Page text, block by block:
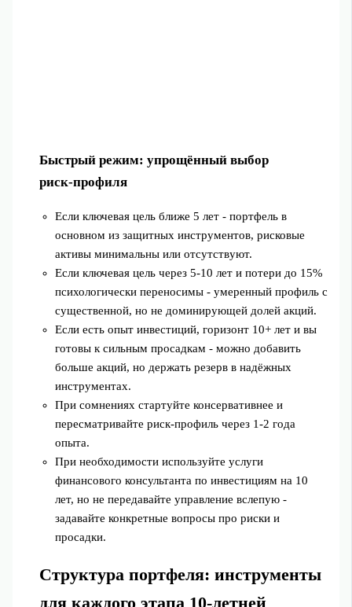
Быстрый режим: упрощённый выбор
риск‑профиля
Если ключевая цель ближе 5 лет - портфель в
основном из защитных инструментов, рисковые
активы минимальны или отсутствуют.
Если ключевая цель через 5-10 лет и потери до 15%
психологически переносимы - умеренный профиль с
существенной, но не доминирующей долей акций.
Если есть опыт инвестиций, горизонт 10+ лет и вы
готовы к сильным просадкам - можно добавить
больше акций, но держать резерв в надёжных
инструментах.
При сомнениях стартуйте консервативнее и
пересматривайте риск‑профиль через 1-2 года
опыта.
При необходимости используйте услуги
финансового консультанта по инвестициям на 10
лет, но не передавайте управление вслепую -
задавайте конкретные вопросы про риски и
просадки.
Структура портфеля: инструменты